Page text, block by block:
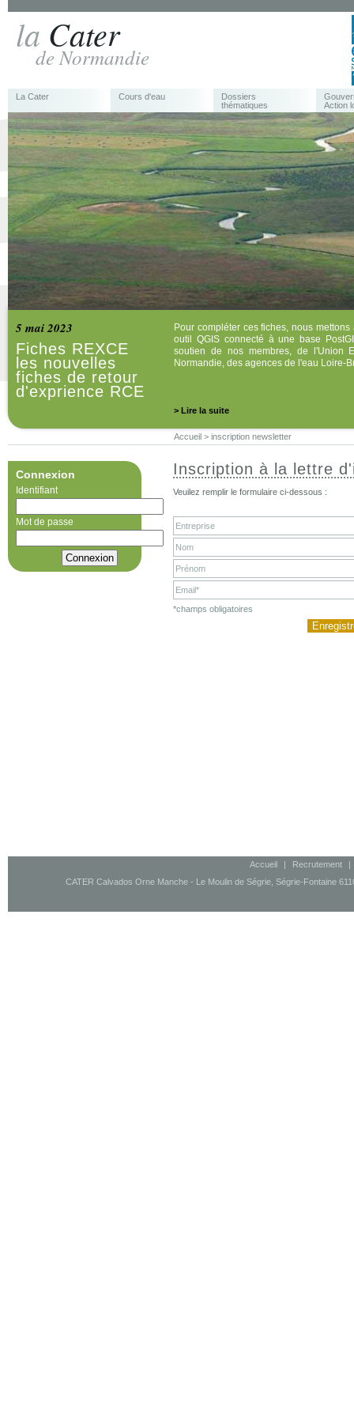
la Cater
de Normandie
La Cater Cours d'eau
Dossiers
thématiques
Action
5 mai 2023
Fiches REXCE
les nouvelles
fiches de retour
d'exprience RCE
Pour compléter ces fiches, nous
outil QGIS connecté à une base
soutien de nos membres, de l'Union
Normandie, des agences de l'eau Loire-
> Lire la suite
Accueil > inscription newsletter
Connexion
Identifiant
Mot de passe
Inscription à la lettre
Veuilez remplir le formulaire ci-dessous :
*champs obligatoires
Accueil | Recrutement
|
CATER Calvados Orne Manche - Le Moulin de Ségrie, Ségrie-Fontaine